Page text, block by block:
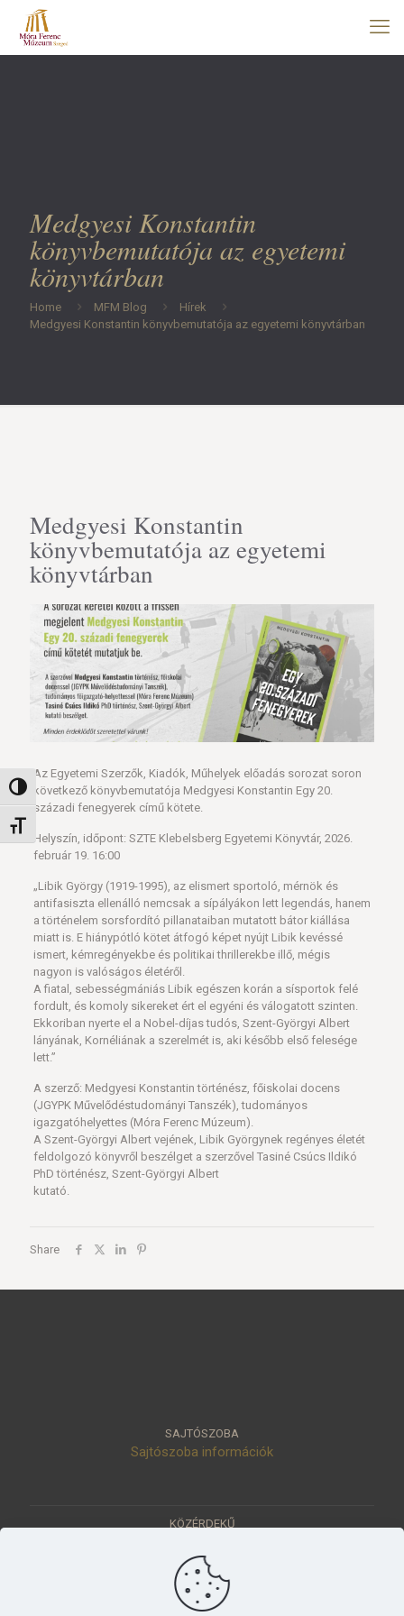
Nagy kontraszt váltása
Betűméret váltása
Medgyesi Konstantin
könyvbemutatója az egyetemi
könyvtárban
Home MFM Blog
Hírek
Medgyesi Konstantin könyvbemutatója az egyetemi könyvtárban
Medgyesi Konstantin
könyvbemutatója az egyetemi
könyvtárban
Az Egyetemi Szerzők, Kiadók, Műhelyek előadás sorozat soron
következő könyvbemutatója Medgyesi Konstantin Egy 20.
századi fenegyerek című kötete.
Helyszín, időpont: SZTE Klebelsberg Egyetemi Könyvtár, 2026.
február 19. 16:00
„Libik György (1919-1995), az elismert sportoló, mérnök és
antifasiszta ellenálló nemcsak a sípályákon lett legendás, hanem
a történelem sorsfordító pillanataiban mutatott bátor kiállása
miatt is. E hiánypótló kötet átfogó képet nyújt Libik kevéssé
ismert, kémregényekbe és politikai thrillerekbe illő, mégis
nagyon is valóságos életéről.
A fiatal, sebességmániás Libik egészen korán a sísportok felé
fordult, és komoly sikereket ért el egyéni és válogatott szinten.
Ekkoriban nyerte el a Nobel-díjas tudós, Szent-Györgyi Albert
lányának, Kornéliának a szerelmét is, aki később első felesége
lett.”
A szerző: Medgyesi Konstantin történész, főiskolai docens
(JGYPK Művelődéstudományi Tanszék), tudományos
igazgatóhelyettes (Móra Ferenc Múzeum).
A Szent-Györgyi Albert vejének, Libik Györgynek regényes életét
feldolgozó könyvről beszélget a szerzővel Tasiné Csúcs Ildikó
PhD történész, Szent-Györgyi Albert
kutató.
Share
SAJTÓSZOBA
Sajtószoba információk
KÖZÉRDEKŰ
Értéktár
Pályázatok